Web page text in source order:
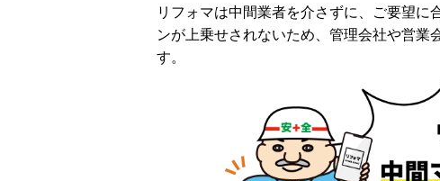
リフォマは中間業者を介さずに、ご要望
ンが上乗せされないため、管理会社や営業
す。